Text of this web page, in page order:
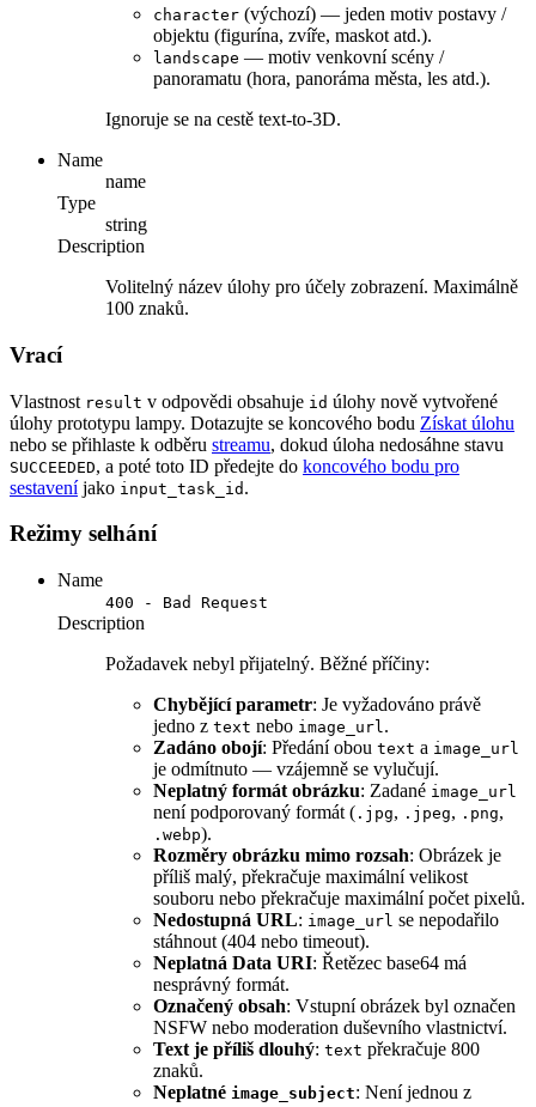
character (výchozí) — jeden motiv postavy /
objektu (figurína, zvíře, maskot atd.).
landscape — motiv venkovní scény /
panoramatu (hora, panoráma města, les atd.).
Ignoruje se na cestě text-to-3D.
Name
name
Type
string
Description
Volitelný název úlohy pro účely zobrazení. Maximálně
100 znaků.
Vrací
Vlastnost result v odpovědi obsahuje id úlohy nově vytvořené
úlohy prototypu lampy. Dotazujte se koncového bodu Získat úlohu
nebo se přihlaste k odběru streamu, dokud úloha nedosáhne stavu
SUCCEEDED, a poté toto ID předejte do koncového bodu pro
sestaveníjako input_task_id .
Režimy selhání
Name
400 - Bad Request
Description
Požadavek nebyl přijatelný. Běžné příčiny:
Chybějící parametr: Je vyžadováno právě
jedno z text nebo image_url.
Zadáno obojí: Předání obou text a image_url
je odmítnuto — vzájemně se vylučují.
Neplatný formát obrázku: Zadané image_url
není podporovaný formát ( .jpg, .jpeg, .png,
.webp).
Rozměry obrázku mimo rozsah: Obrázek je
příliš malý, překračuje maximální velikost
souboru nebo překračuje maximální počet pixelů.
Nedostupná URL: image_url se nepodařilo
stáhnout (404 nebo timeout).
Neplatná Data URI: Řetězec base64 má
nesprávný formát.
Označený obsah: Vstupní obrázek byl označen
NSFW nebo moderation duševního vlastnictví.
Text je příliš dlouhý: text překračuje 800
znaků.
Neplatné image_subject: Není jednou z